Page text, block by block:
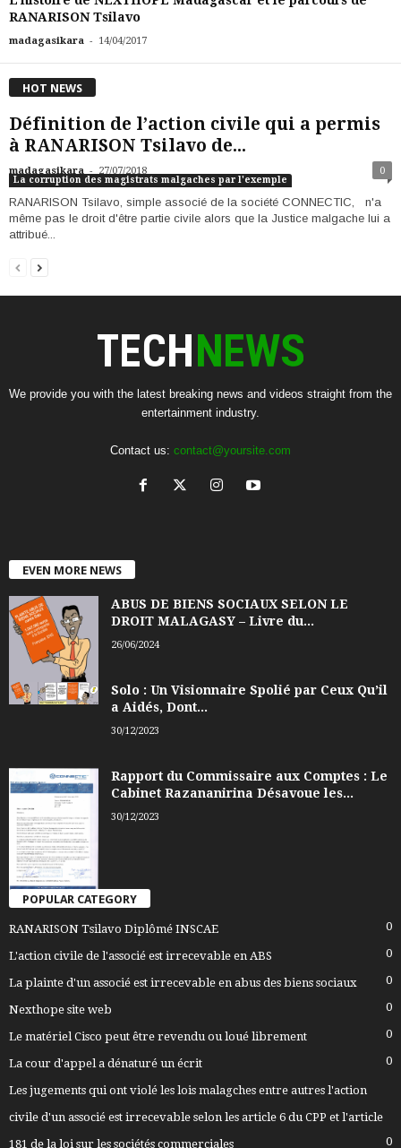
RANARISON Tsilavo
madagasikara - 14/04/2017
HOT NEWS
Définition de l’action civile qui a permis
à RANARISON Tsilavo de...
madagasikara - 27/07/2018 0
La corruption des magistrats malgaches par l'exemple
RANARISON Tsilavo, simple associé de la société CONNECTIC, n'a
même pas le droit d'être partie civile alors que la Justice malgache lui a
attribué...
We provide you with the latest breaking news and videos straight from the
entertainment industry.
Contact us: contact@yoursite.com
EVEN MORE NEWS
ABUS DE BIENS SOCIAUX SELON LE
DROIT MALAGASY – Livre du...
26/06/2024
Solo : Un Visionnaire Spolié par Ceux Qu’il
a Aidés, Dont...
30/12/2023
Rapport du Commissaire aux Comptes : Le
Cabinet Razananirina Désavoue les...
30/12/2023
POPULAR CATEGORY
RANARISON Tsilavo Diplômé INSCAE 0
L'action civile de l'associé est irrecevable en ABS 0
La plainte d'un associé est irrecevable en abus des biens sociaux 0
Nexthope site web 0
Le matériel Cisco peut être revendu ou loué librement 0
La cour d'appel a dénaturé un écrit 0
Les jugements qui ont violé les lois malagches entre autres l'action
civile d'un associé est irrecevable selon les article 6 du CPP et l'article
181 de la loi sur les sociétés commerciales
0